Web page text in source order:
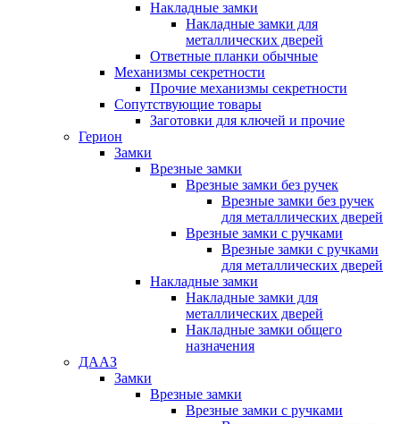
Накладные замки
Накладные замки для
металлических дверей
Ответные планки обычные
Механизмы секретности
Прочие механизмы секретности
Сопутствующие товары
Заготовки для ключей и прочие
Герион
Замки
Врезные замки
Врезные замки без ручек
Врезные замки без ручек
для металлических дверей
Врезные замки с ручками
Врезные замки с ручками
для металлических дверей
Накладные замки
Накладные замки для
металлических дверей
Накладные замки общего
назначения
ДААЗ
Замки
Врезные замки
Врезные замки с ручками